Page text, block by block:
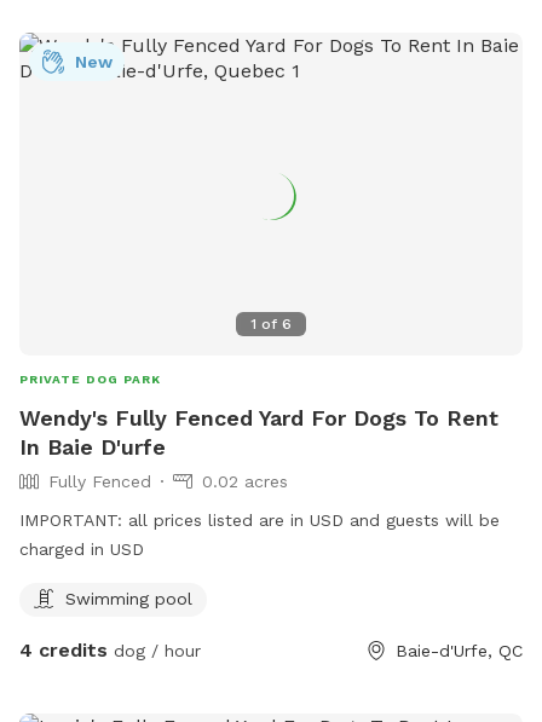
1 of 6
New
PRIVATE DOG PARK
Wendy's Fully Fenced Yard For Dogs To Rent
In Baie D'urfe
Fully Fenced
0.02 acres
IMPORTANT: all prices listed are in USD and guests will be
charged in USD
Swimming pool
4 credits dog / hour Baie-d'Urfe, QC